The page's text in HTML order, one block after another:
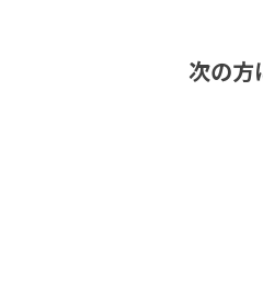
次の方